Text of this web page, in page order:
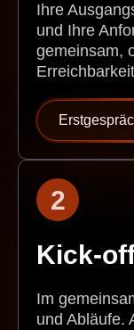
Ihre
und Ihre
gemeinsam,
2
Kick-
Im
und Abläufe.